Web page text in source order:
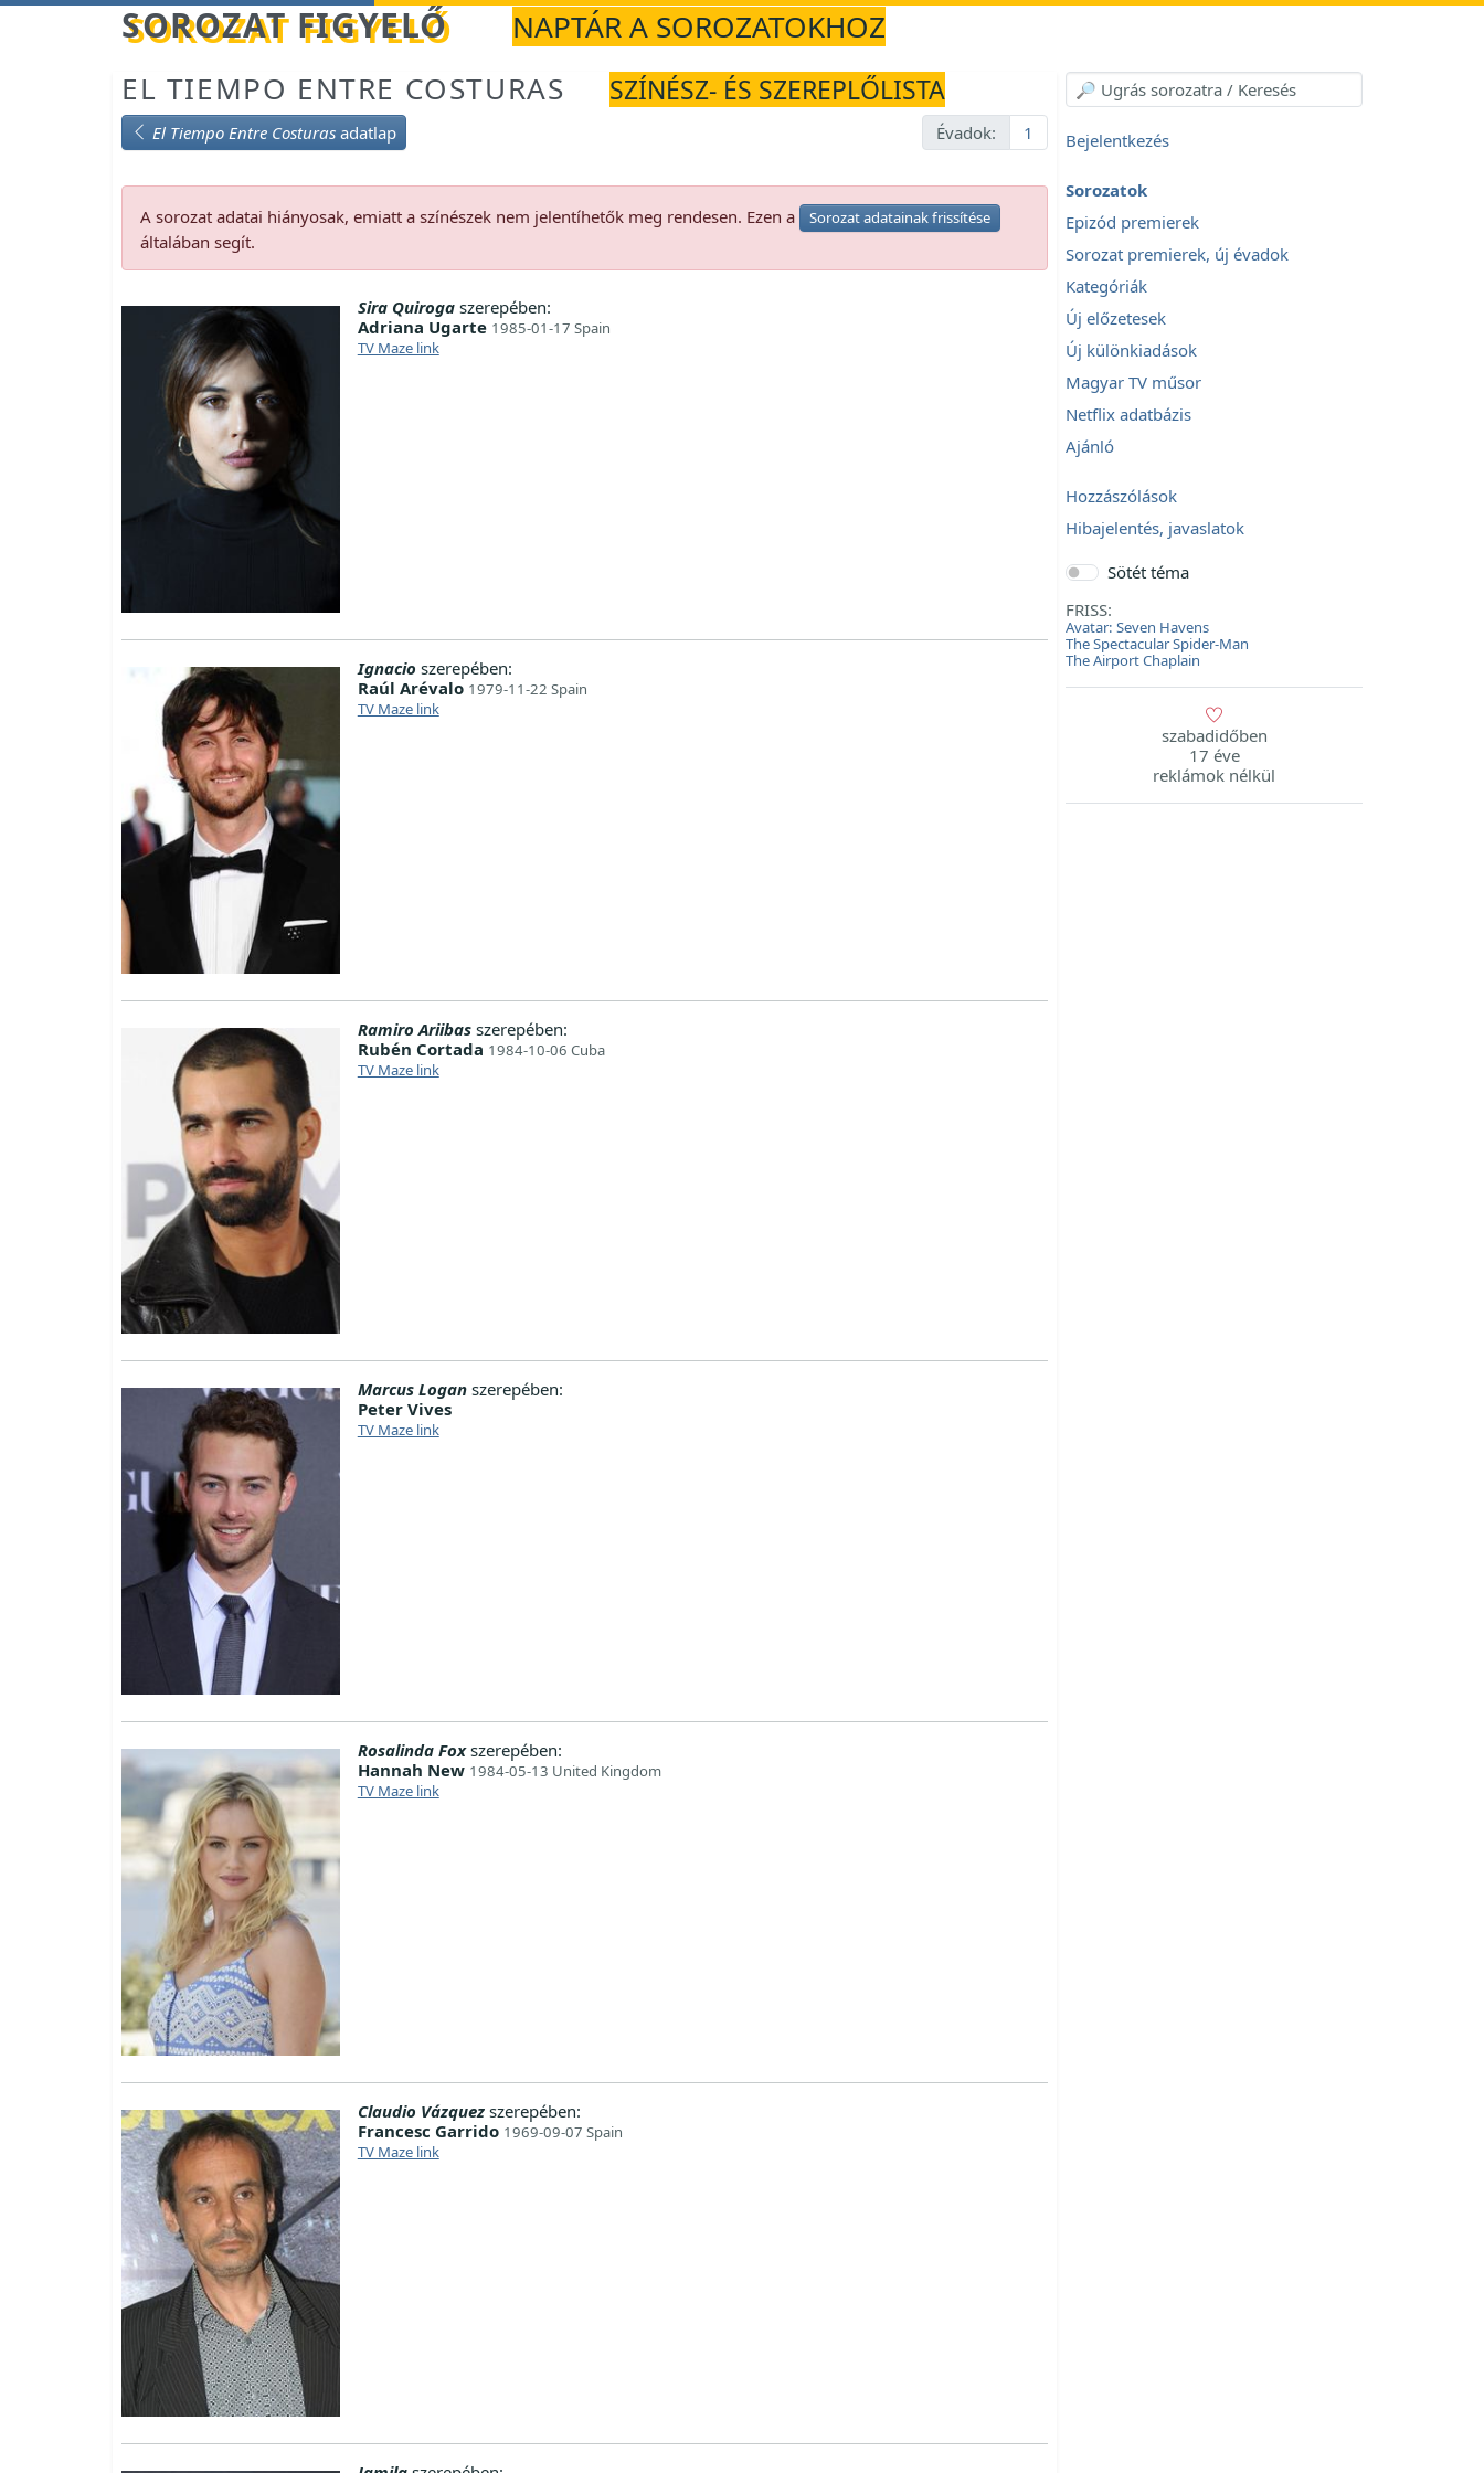
Betöltés... SOROZAT FIGYELŐ
NAPTÁR A SOROZATOKHOZ
EL TIEMPO ENTRE COSTURAS
SZÍNÉSZ- ÉS SZEREPLŐLISTA
El Tiempo Entre Costuras adatlap Évadok: 1
A sorozat adatai hiányosak, emiatt a színészek nem jelentíhetők meg rendesen. Ezen a Sorozat adatainak frissítése
általában segít.
Sira Quirogaszerepében:
Adriana Ugarte 1985-01-17 Spain
TV Maze link
Ignacio szerepében:
Raúl Arévalo 1979-11-22 Spain
TV Maze link
Ramiro Ariibasszerepében:
Rubén Cortada 1984-10-06 Cuba
TV Maze link
Marcus Loganszerepében:
Peter Vives
TV Maze link
Rosalinda Foxszerepében:
Hannah New 1984-05-13 United Kingdom
TV Maze link
Claudio Vázquezszerepében:
Francesc Garrido 1969-09-07 Spain
TV Maze link
Bejelentkezés
Sorozatok
Epizód premierek
Sorozat premierek, új évadok
Kategóriák
Új előzetesek
Új különkiadások
Magyar TV műsor
Netflix adatbázis
Ajánló
Hozzászólások
Hibajelentés, javaslatok
Sötét téma
FRISS:
Avatar: Seven Havens
The Spectacular Spider-Man
The Airport Chaplain
szabadidőben
17 éve
reklámok nélkül